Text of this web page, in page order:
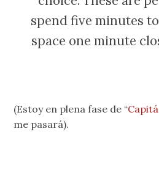
spend five minutes
space one minute
(Estoy en plena fase de “
me pasará).